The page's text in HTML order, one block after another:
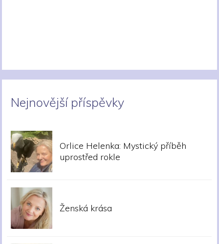
Nejnovější příspěvky
Orlice Helenka: Mystický příběh
uprostřed rokle
Ženská krása